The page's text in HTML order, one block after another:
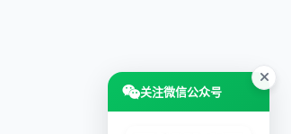
关注微信公众号